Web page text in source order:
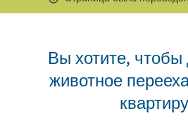
Вы хотите,
животное